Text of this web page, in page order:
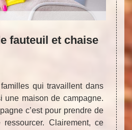
fauteuil et chaise
familles qui travaillent dans
une maison de campagne.
c’est pour prendre de
ressourcer. Clairement, ce